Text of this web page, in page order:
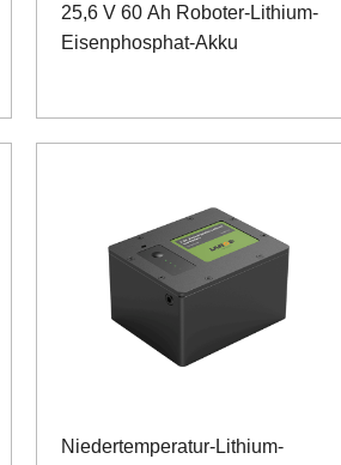
25,6 V 60 Ah Roboter-Lithium-
Eisenphosphat-Akku
Niedertemperatur-Lithium-